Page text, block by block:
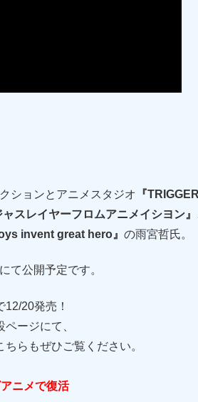
ションとアニメスタジオ 『TRIGGER
ャスレイヤーフロムアニメイシヨン』
invent great hero』 の雨宮哲氏。
て公開予定です。
20発売！
ページにて、
らもぜひご覧ください。
アニメで復活